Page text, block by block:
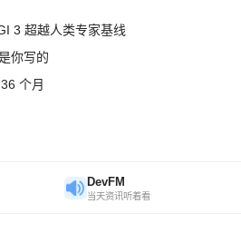
3 超越人类专家基线
你写的
个月
DevFM
当天资讯听着看